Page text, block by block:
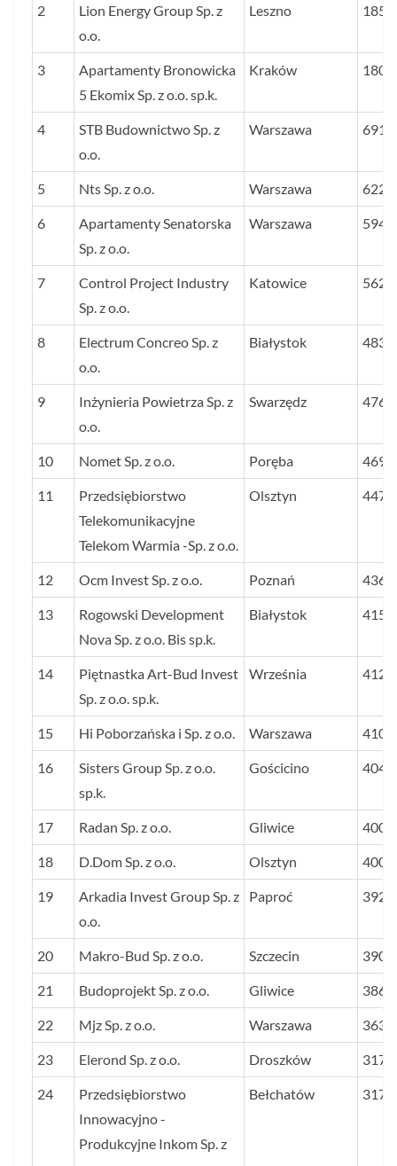
2
Lion Energy Group Sp. z
o.o.
Leszno
3
Apartamenty Bronowicka
5 Ekomix Sp. z o.o. sp.k.
Kraków
4
STB Budownictwo Sp. z
o.o.
Warszawa 6912
5 Nts Sp. z o.o. Warszawa 6221
6
Apartamenty Senatorska
Sp. z o.o.
Warszawa 5947
7
Control Project Industry
Sp. z o.o.
Katowice 5625
8
Electrum Concreo Sp. z
o.o.
Białystok 4839
9
Inżynieria Powietrza Sp. z
o.o.
Swarzędz 4765
10 Nomet Sp. z o.o. Poręba 4692
11
Przedsiębiorstwo
Telekomunikacyjne
Telekom Warmia -Sp. z o.o.
Olsztyn 4478
12 Ocm Invest Sp. z o.o. Poznań 4368
13
Rogowski Development
Nova Sp. z o.o. Bis sp.k.
Białystok 4157
14
Piętnastka Art-Bud Invest
Sp. z o.o. sp.k.
Września 4125
15 Hi Poborzańska i Sp. z o.o. Warszawa 4101
16
Sisters Group Sp. z o.o.
sp.k.
Gościcino 4049
17 Radan Sp. z o.o. Gliwice 4008
18 D.Dom Sp. z o.o. Olsztyn 4006
19
Arkadia Invest Group Sp. z
o.o.
Paproć 3922
20 Makro-Bud Sp. z o.o. Szczecin 3902
21 Budoprojekt Sp. z o.o. Gliwice 3866
22 Mjz Sp. z o.o. Warszawa 3632
23 Elerond Sp. z o.o. Droszków 3176
24
Przedsiębiorstwo
Innowacyjno -
Produkcyjne Inkom Sp. z
Bełchatów 3174